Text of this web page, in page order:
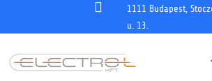

1111 Budapest,
u. 13.